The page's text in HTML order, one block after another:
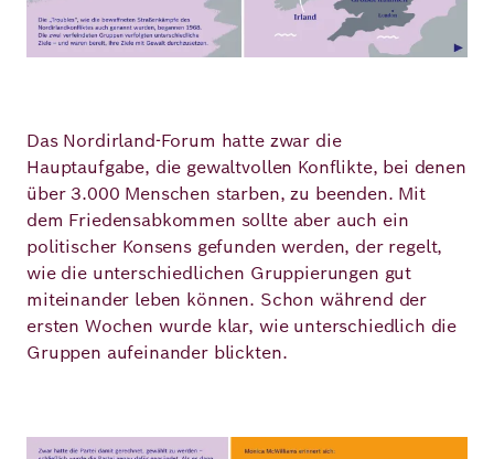
Das Nordirland-Forum hatte zwar die
Hauptaufgabe, die gewaltvollen Konflikte, bei denen
über 3.000 Menschen starben, zu beenden. Mit
dem Friedensabkommen sollte aber auch ein
politischer Konsens gefunden werden, der regelt,
wie die unterschiedlichen Gruppierungen gut
miteinander leben können. Schon während der
ersten Wochen wurde klar, wie unterschiedlich die
Gruppen aufeinander blickten.
Bild